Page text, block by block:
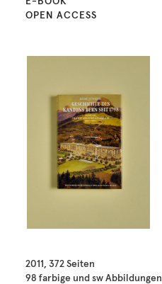
OPEN ACCESS
2011, 372 Seiten
98 farbige und sw Abbildungen